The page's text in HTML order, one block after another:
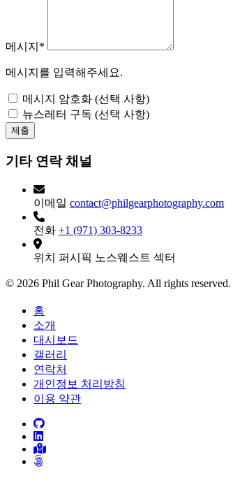
메시지*
메시지를 입력해주세요.
메시지 암호화 (선택 사항)
뉴스레터 구독 (선택 사항)
제출
기타 연락 채널
이메일 contact@philgearphotography.com
전화 +1 (971) 303-8233
위치 퍼시픽 노스웨스트 섹터
© 2026 Phil Gear Photography. All rights reserved.
홈
소개
대시보드
갤러리
연락처
개인정보 처리방침
이용 약관